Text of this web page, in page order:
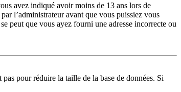
avez indiqué avoir moins de 13 ans lors de
l’administrateur avant que vous puissiez vous
peut que vous ayez fourni une adresse incorrecte ou
pour réduire la taille de la base de données. Si